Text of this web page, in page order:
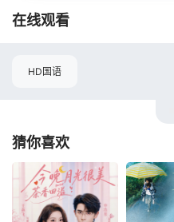
在线观看
HD国语
猜你喜欢